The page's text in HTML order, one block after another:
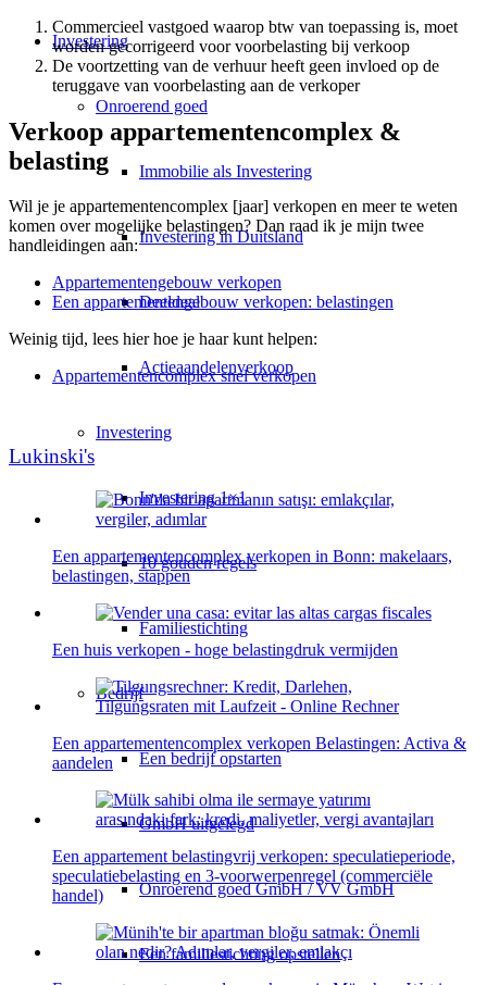
Investering
Onroerend goed
Immobilie als Investering
Investering in Duitsland
Deeldeal
Actieaandelenverkoop
Investering
Investering 1×1
10 gouden regels
Familiestichting
Bedrijf
Een bedrijf opstarten
GmbH uitgelegd
Onroerend goed GmbH / VV GmbH
Een familiestichting opstellen
Commercieel vastgoed waarop btw van toepassing is, moet
worden gecorrigeerd voor voorbelasting bij verkoop
De voortzetting van de verhuur heeft geen invloed op de
teruggave van voorbelasting aan de verkoper
Verkoop appartementencomplex &
belasting
Wil je je appartementencomplex [jaar] verkopen en meer te weten
komen over mogelijke belastingen? Dan raad ik je mijn twee
handleidingen aan:
Appartementengebouw verkopen
Een appartementengebouw verkopen: belastingen
Weinig tijd, lees hier hoe je haar kunt helpen:
Appartementencomplex snel verkopen
Lukinski's
Een appartementencomplex verkopen in Bonn: makelaars,
belastingen, stappen
Een huis verkopen - hoge belastingdruk vermijden
Een appartementencomplex verkopen Belastingen: Activa &
aandelen
Een appartement belastingvrij verkopen: speculatieperiode,
speculatiebelasting en 3-voorwerpenregel (commerciële
handel)